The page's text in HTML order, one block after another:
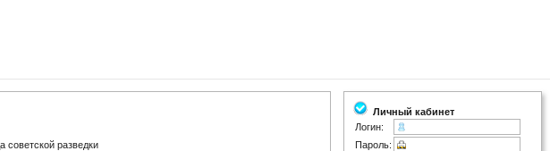
советской разведки
Личный кабинет
Логин:
Пароль: